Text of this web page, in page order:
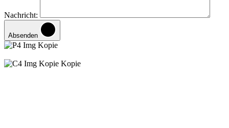
Nachricht:
Absenden